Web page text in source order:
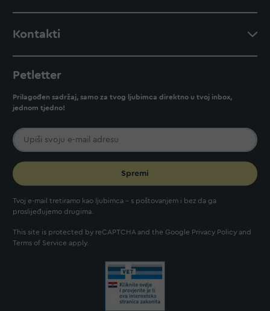
Kontakti
Petletter
Prilagođen sadržaj, samo za tvog ljubimca direktno u tvoj inbox,
jednom tjedno!
Spremi
Tvoj e-mail tretiramo kao ljubimca - s poštovanjem i bez da ga
proslijeđujemo drugima.
This site is protected by reCAPTCHA and the Google Privacy Policy and
Terms of Service apply.